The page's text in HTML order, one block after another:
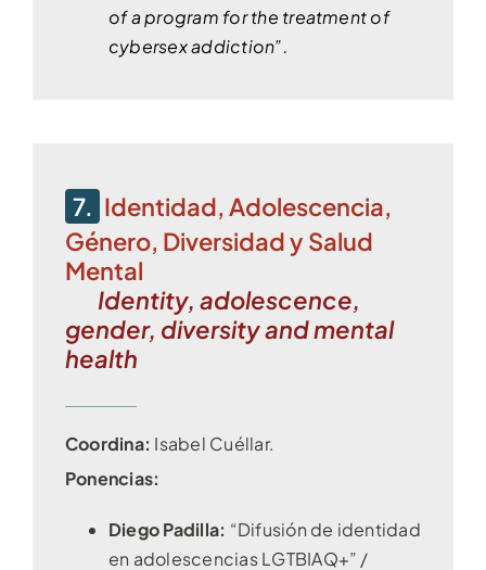
of a program for the treatment of
cybersex addiction”.
7. Identidad, Adolescencia,
Género, Diversidad y Salud
Mental
Identity, adolescence,
gender, diversity and mental
health
Coordina: Isabel Cuéllar.
Ponencias:
Diego Padilla: “Difusión de identidad
en adolescencias LGTBIAQ+” /